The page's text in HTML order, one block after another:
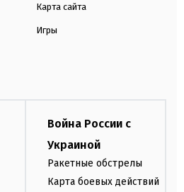
Карта сайта
Игры
Война России с
Украиной
Ракетные обстрелы
Карта боевых действий